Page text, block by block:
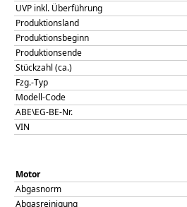
UVP inkl. Überführung
Produktionsland
Produktionsbeginn
Produktionsende
Stückzahl (ca.)
Fzg.-Typ
Modell-Code
ABE\EG-BE-Nr.
VIN
Motor
Abgasnorm
Abgasreinigung